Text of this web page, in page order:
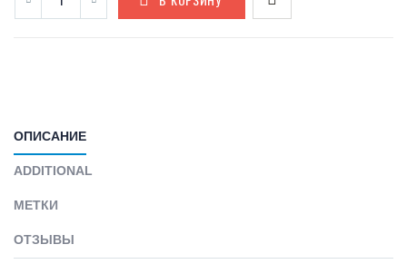
ОПИСАНИЕ
ADDITIONAL
МЕТКИ
ОТЗЫВЫ